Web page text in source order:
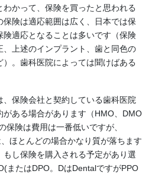
かって、保険を買ったと思われる
険は適応範囲は広く、日本では保
険適応となることは多いです（保険
上述のインプラント、歯と同色の
。歯科医院によっては聞けばある
、保険会社と契約している歯科医院
がある場合があります（HMO、DMO
保険は費用は一番低いですが、
ほとんどの場合かなり質が落ちます
し保険を購入される予定があり選
またはDPO。DはDentalですがPPO